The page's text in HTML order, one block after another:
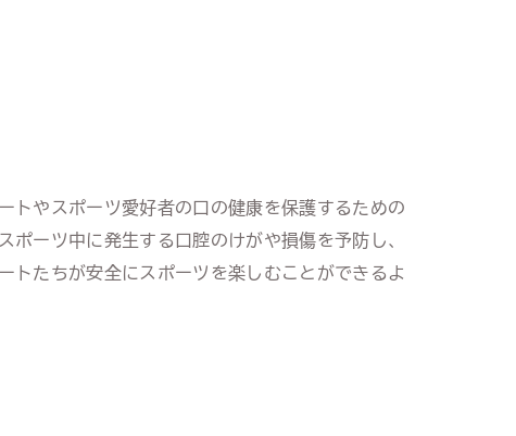
トやスポーツ愛好者の口の健康を保護するための
ポーツ中に発生する口腔のけがや損傷を予防し、
トたちが安全にスポーツを楽しむことができるよ